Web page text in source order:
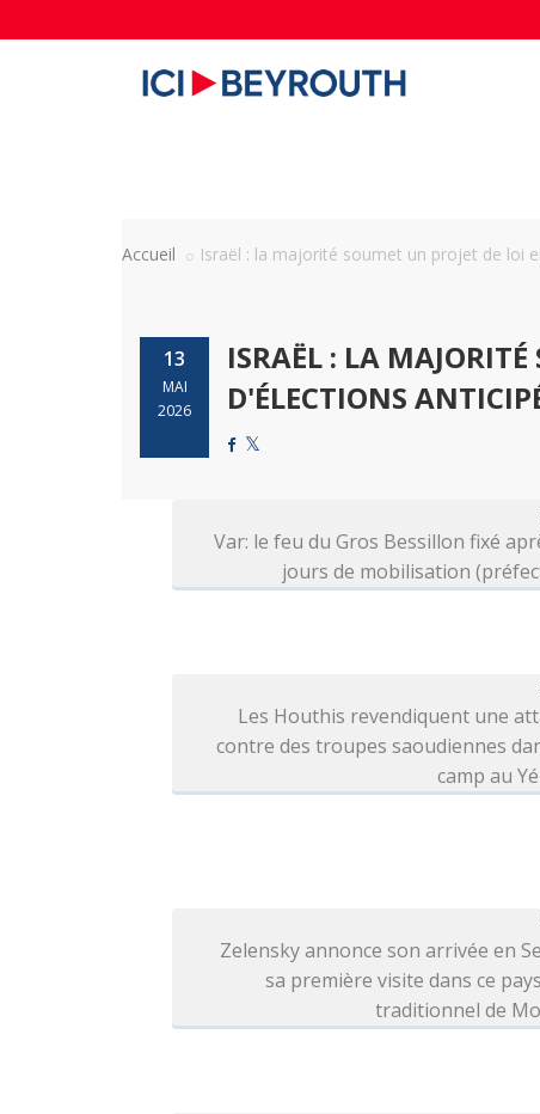
Accueil Israël : la majorité soumet un projet de loi
13
MAI
2026
ISRAËL : LA
D'ÉLECTIONS
Var: le feu du Gros Bessillon fixé
jours de mobilisation
Les Houthis revendiquent une
contre des troupes saoudiennes
camp au
Zelensky annonce son arrivée en
sa première visite dans ce
traditionnel de